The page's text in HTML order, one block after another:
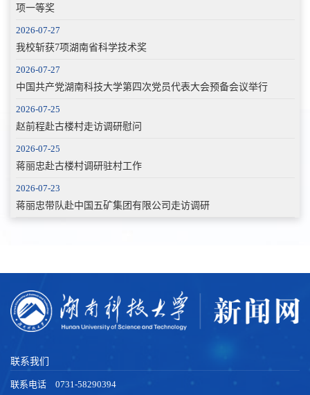
项一等奖
2026-07-27
我校斩获7项湖南省科学技术奖
2026-07-27
中国共产党湖南科技大学第四次党员代表大会预备会议举行
2026-07-25
赵前程赴古楼村走访调研慰问
2026-07-25
蒋丽忠赴古楼村调研驻村工作
2026-07-23
蒋丽忠带队赴中国五矿集团有限公司走访调研
联系我们
联系电话 0731-58290394